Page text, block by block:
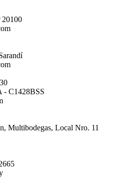
20100
- C1428BSS
Multibodegas, Local Nro. 11